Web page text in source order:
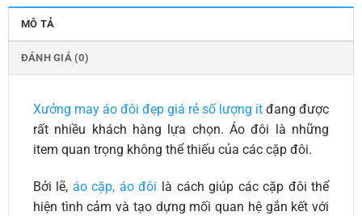
MÔ TẢ
ĐÁNH GIÁ (0)
Xưởng may áo đôi đẹp giá rẻ số lượng ít đang được
rất nhiều khách hàng lựa chọn. Áo đôi là những
item quan trọng không thể thiếu của các cặp đôi.
Bởi lẽ, áo cặp, áo đôi là cách giúp các cặp đôi thể
hiện tình cảm và tạo dựng mối quan hệ gắn kết với